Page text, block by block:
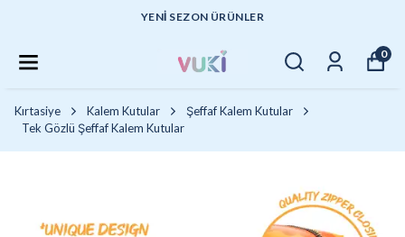
YENI SEZON ÜRÜNLER
0
Kırtasiye Kalem Kutular
Şeffaf Kalem Kutular
Tek Gözlü Şeffaf Kalem Kutular